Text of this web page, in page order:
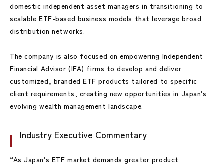
domestic independent asset managers in transitioning to
scalable ETF-based business models that leverage broad
distribution networks.
The company is also focused on empowering Independent
Financial Advisor (IFA) firms to develop and deliver
customized, branded ETF products tailored to specific
client requirements, creating new opportunities in Japan’s
evolving wealth management landscape.
Industry Executive Commentary
“As Japan’s ETF market demands greater product